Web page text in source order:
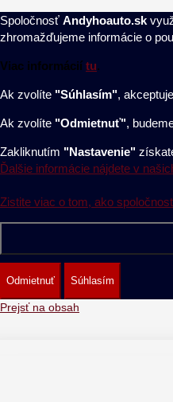
Spoločnosť Andyhoauto.sk
zhromažďujeme informácie o
Viac informácií tu.
Ak zvolíte "Súhlasím",
Ak zvolíte "Odmietnuť",
Zakliknutím "Nastavenie"
Ďalšie informácie nájdete v
Zistite viac o tom, ako
Odmietnuť Súhlasím
Prejsť na obsah